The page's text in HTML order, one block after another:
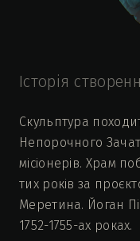
Історія
Скульптура
Непорочного
місіонерів. Храм
тих років за
Меретина. Йоган
1752-1755-ах роках.